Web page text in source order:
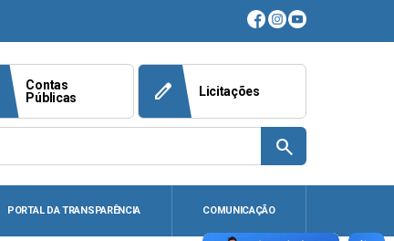
Contas
Públicas
edit Licitações
search
PORTAL DA TRANSPARÊNCIA COMUNICAÇÃO